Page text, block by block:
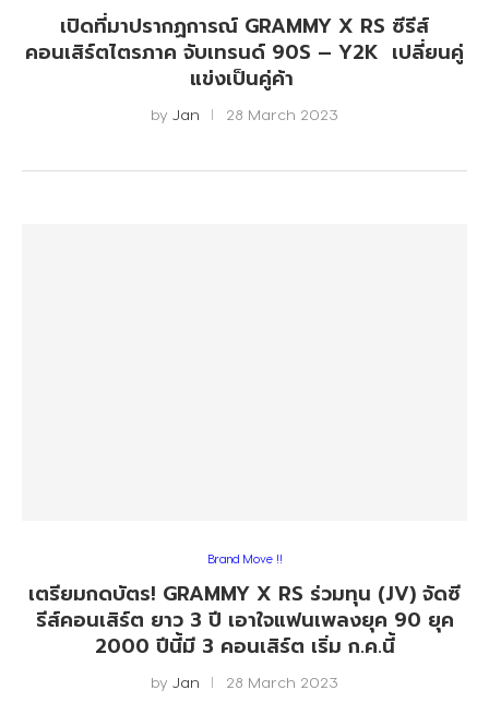
เปิดที่มาปรากฏการณ์ GRAMMY X RS ซีรีส์
คอนเสิร์ตไตรภาค จับเทรนด์ 90S – Y2K เปลี่ยนคู่
แข่งเป็นคู่ค้า
by Jan 28 March 2023
Brand Move !!
เตรียมกดบัตร! GRAMMY X RS ร่วมทุน (JV)​ จัดซี
รีส์คอนเสิร์ต ยาว 3 ปี เอาใจแฟนเพลงยุค 90 ยุค
2000 ปีนี้มี 3 คอนเสิร์ต เริ่ม ก.ค.นี้
by Jan 28 March 2023